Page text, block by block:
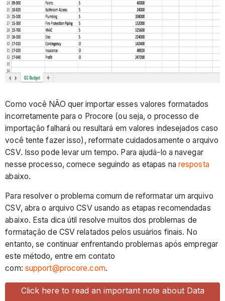
Como você NÃO quer importar esses valores formatados
incorretamente para o Procore (ou seja, o processo de
importação falhará ou resultará em valores indesejados caso
você tente fazer isso), reformate cuidadosamente o arquivo
CSV. Isso pode levar um tempo. Para ajudá-lo a navegar
nesse processo, comece seguindo as etapas na resposta
abaixo.
Para resolver o problema comum de reformatar um arquivo
CSV, abra o arquivo CSV usando as etapas recomendadas
abaixo. Esta dica útil resolve muitos dos problemas de
formatação de CSV relatados pelos usuários finais. No
entanto, se continuar enfrentando problemas após empregar
este método, entre em contato
com: support@procore.com.
Click here to read an important note about Data